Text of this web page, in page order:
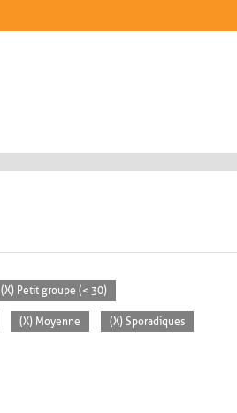
(X) Petit groupe (< 30)
(X) Moyenne (X) Sporadiques